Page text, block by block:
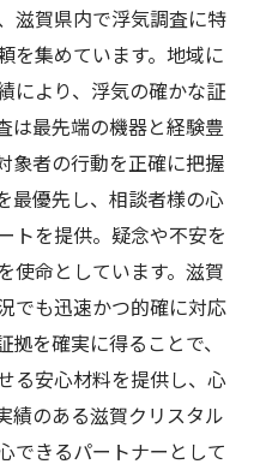
滋賀県内で浮気調査に特
を集めています。地域に
により、浮気の確かな証
は最先端の機器と経験豊
象者の行動を正確に把握
最優先し、相談者様の心
トを提供。疑念や不安を
使命としています。滋賀
でも迅速かつ的確に対応
を確実に得ることで、
る安心材料を提供し、心
績のある滋賀クリスタル
できるパートナーとして